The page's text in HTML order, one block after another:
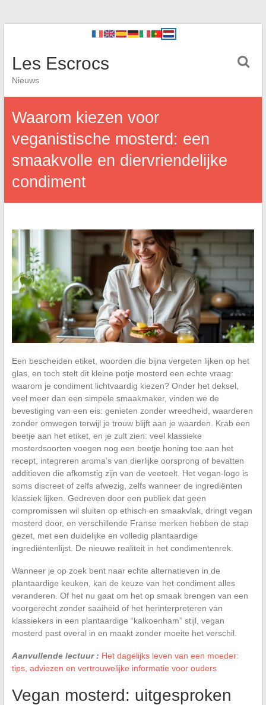
Les Escrocs
Nieuws
Waarom kiezen voor
veganistische mosterd: een
smaakvolle en diervriendelijke
condiment
Een bescheiden etiket, woorden die bijna vergeten lijken op het
glas, en toch stelt dit kleine potje mosterd een echte vraag:
waarom je condiment lichtvaardig kiezen? Onder het deksel,
veel meer dan een simpele smaakmaker, vinden we de
bevestiging van een eis: genieten zonder wreedheid, waarderen
zonder omwegen terwijl je trouw blijft aan je waarden. Krab een
beetje aan het etiket, en je zult zien: veel klassieke
mosterdsoorten voegen nog een beetje honing toe aan het
recept, integreren aroma’s van dierlijke oorsprong of bevatten
additieven die afkomstig zijn van de veeteelt. Het vegan-logo is
soms discreet of zelfs afwezig, zelfs wanneer de ingrediënten
klassiek lijken. Gedreven door een publiek dat geen
compromissen wil sluiten op ethisch en smaakvlak, dringt vegan
mosterd door, en verschillende Franse merken hebben de stap
gezet, met een duidelijke en volledig plantaardige
ingrediëntenlijst. De nieuwe realiteit in het condimentenrek.
Wanneer je op zoek bent naar echte alternatieven in de
plantaardige keuken, kan de keuze van het condiment alles
veranderen. Of het nu gaat om het op smaak brengen van een
voorgerecht zonder saaiheid of het herinterpreteren van
klassiekers in een plantaardige “kalkoenham” stijl, vegan
mosterd past overal in en maakt zonder moeite het verschil.
Aanvullende lectuur : Het dagelijks leven van een moeder:
tips, adviezen en vertrouwelijke informatie voor ouders
Vegan mosterd: uitgesproken